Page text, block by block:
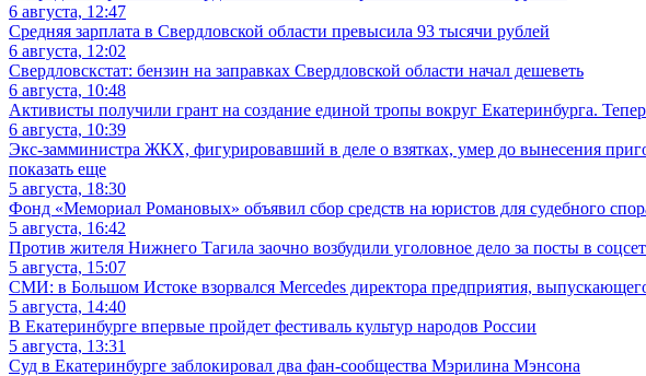
6 августа, 12:47
Средняя зарплата в Свердловской области превысила 93 тысячи рублей
6 августа, 12:02
Свердловскстат: бензин на заправках Свердловской области начал дешеветь
6 августа, 10:48
Активисты получили грант на создание единой тропы вокруг Екатеринбурга.
6 августа, 10:39
Экс-замминистра ЖКХ, фигурировавший в деле о взятках, умер до вынесения
показать еще
5 августа, 18:30
Фонд «Мемориал Романовых» объявил сбор средств на юристов для судебного
5 августа, 16:42
Против жителя Нижнего Тагила заочно возбудили уголовное дело за посты в
5 августа, 15:07
СМИ: в Большом Истоке взорвался Mercedes директора предприятия,
5 августа, 14:40
В Екатеринбурге впервые пройдет фестиваль культур народов России
5 августа, 13:31
Суд в Екатеринбурге заблокировал два фан-сообщества Мэрилина Мэнсона